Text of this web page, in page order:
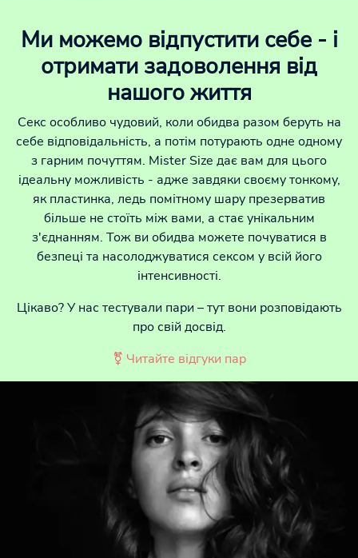
Ми можемо відпустити себе - і
отримати задоволення від
нашого життя
Секс особливо чудовий, коли обидва разом беруть на
себе відповідальність, а потім потурають одне одному
з гарним почуттям. Mister Size дає вам для цього
ідеальну можливість - адже завдяки своєму тонкому,
як пластинка, ледь помітному шару презерватив
більше не стоїть між вами, а стає унікальним
з'єднанням. Тож ви обидва можете почуватися в
безпеці та насолоджуватися сексом у всій його
інтенсивності.
Цікаво? У нас тестували пари – тут вони розповідають
про свій досвід.
⚧ Читайте відгуки пар